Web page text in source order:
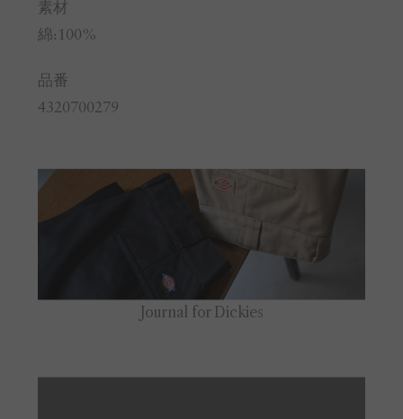
素材
綿:100%
品番
4320700279